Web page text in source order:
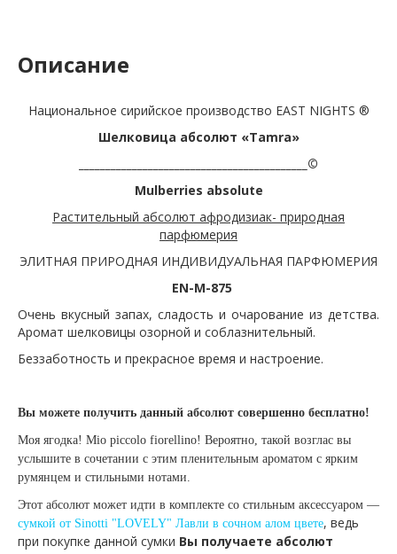
Описание
Национальное сирийское производство EAST NIGHTS ®
Шелковица абсолют «Тamra»
___________________________________________©
Mulberries absolute
Растительный абсолют афродизиак- природная
парфюмерия
ЭЛИТНАЯ ПРИРОДНАЯ ИНДИВИДУАЛЬНАЯ ПАРФЮМЕРИЯ
EN-M-875
Очень вкусный запах, сладость и очарование из детства.
Аромат шелковицы озорной и соблазнительный.
Беззаботность и прекрасное время и настроение.
Вы можете получить данный абсолют совершенно бесплатно!
Моя ягодка! Mio piccolo fiorellino! Вероятно, такой возглас вы
услышите в сочетании с этим пленительным ароматом с ярким
румянцем и стильными нотами.
Этот абсолют может идти в комплекте со стильным аксессуаром —
сумкой от Sinotti "LOVELY" Лавли в сочном алом цвете, ведь
при покупке данной сумки Вы получаете абсолют